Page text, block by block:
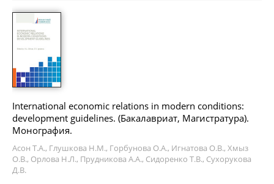
International economic relations in modern conditions:
development guidelines. (Бакалавриат, Магистратура).
Монография.
Асон Т.А., Глушкова Н.М., Горбунова О.А., Игнатова О.В., Хмыз
О.В., Орлова Н.Л., Прудникова А.А., Сидоренко Т.В., Сухорукова
Д.В.